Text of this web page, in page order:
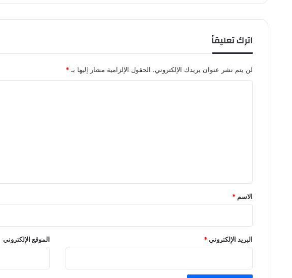
اترك تعليقاً
لن يتم نشر عنوان بريدك الإلكتروني. الحقول الإلزامية مشار إليها بـ *
*
الاسم *
البريد الإلكتروني* الموقع الإلكتروني